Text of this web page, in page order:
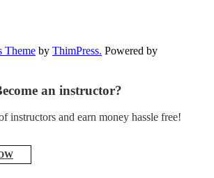
Theme by ThimPress. Powered by
an instructor?
instructors and earn money hassle free!